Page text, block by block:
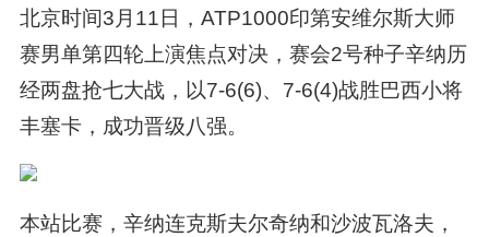
北京时间3月11日，ATP1000印第安维尔斯大师
赛男单第四轮上演焦点对决，赛会2号种子辛纳历
经两盘抢七大战，以7-6(6)、7-6(4)战胜巴西小将
丰塞卡，成功晋级八强。
本站比赛，辛纳连克斯夫尔奇纳和沙波瓦洛夫，